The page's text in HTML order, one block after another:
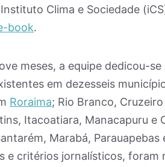
Clima e Sociedade
book.
meses, a equipe dedicou-
em dezesseis
Roraima; Rio Branco,
Itacoatiara, Manacapuru e
Marabá, Parauapebas
e critérios jornalísticos, foram